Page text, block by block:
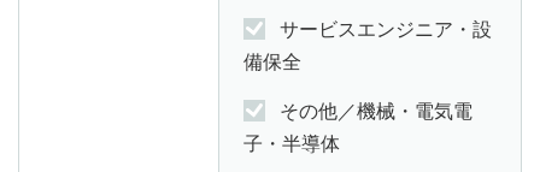
サービスエンジニア・設
備保全
その他／機械・電気電
子・半導体